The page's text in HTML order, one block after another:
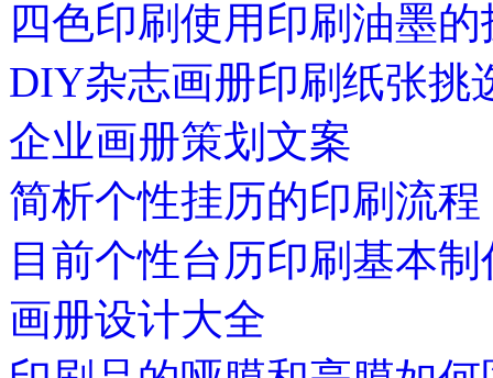
四色印刷使用印刷油墨的
DIY杂志画册印刷纸张挑
企业画册策划文案
简析个性挂历的印刷流程
目前个性台历印刷基本
画册设计大全